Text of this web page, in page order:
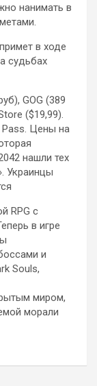
нанимать в
в ходе
судьбах
GOG (389
($19,99).
Pass. Цены на
нашли тех
Украинцы
RPG с
в игре
и
Souls,
миром,
морали